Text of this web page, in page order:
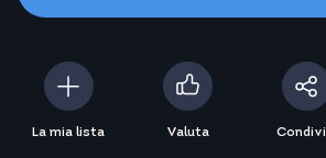
La mia lista Valuta